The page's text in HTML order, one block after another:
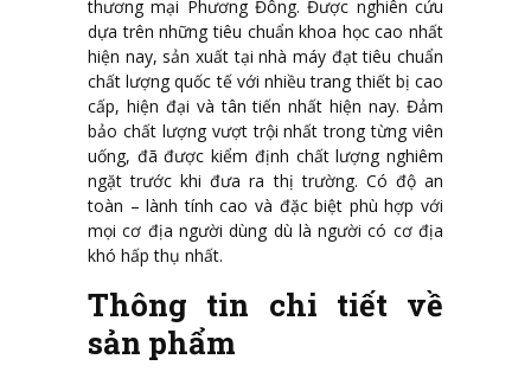
thương mại Phương Đông. Được nghiên cứu
dựa trên những tiêu chuẩn khoa học cao nhất
hiện nay, sản xuất tại nhà máy đạt tiêu chuẩn
chất lượng quốc tế với nhiều trang thiết bị cao
cấp, hiện đại và tân tiến nhất hiện nay. Đảm
bảo chất lượng vượt trội nhất trong từng viên
uống, đã được kiểm định chất lượng nghiêm
ngặt trước khi đưa ra thị trường. Có độ an
toàn – lành tính cao và đặc biệt phù hợp với
mọi cơ địa người dùng dù là người có cơ địa
khó hấp thụ nhất.
Thông tin chi tiết về
sản phẩm